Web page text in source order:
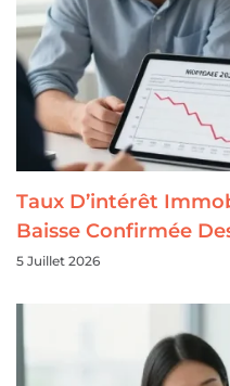
Taux D’intérêt
Baisse Confirmée
5 Juillet 2026